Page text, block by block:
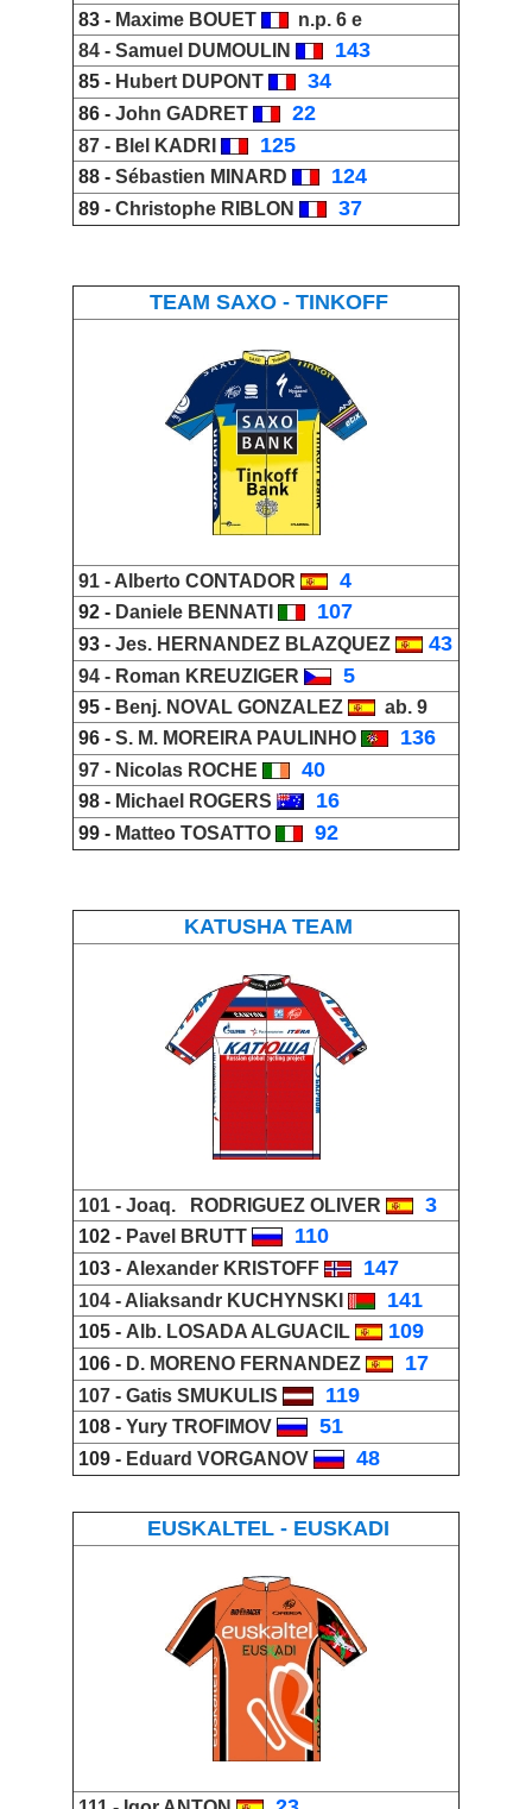
83 - Maxime BOUET
n.p. 6 e
84 - Samuel DUMOULIN 143
85 - Hubert DUPONT 34
86 - John GADRET 22
87 - Blel KADRI 125
88 - Sébastien MINARD 124
89 - Christophe RIBLON 37
TEAM SAXO - TINKOFF
91 - Alberto CONTADOR 4
92 - Daniele BENNATI 107
93 - Jes. HERNANDEZ BLAZQUEZ 43
94 - Roman KREUZIGER 5
95 - Benj. NOVAL GONZALEZ
ab. 9
96 - S. M. MOREIRA PAULINHO 136
97 - Nicolas ROCHE 40
98 - Michael ROGERS 16
99 - Matteo TOSATTO 92
KATUSHA TEAM
101 - Joaq. RODRIGUEZ OLIVER 3
102 - Pavel BRUTT 110
103 - Alexander KRISTOFF 147
104 - Aliaksandr KUCHYNSKI 141
105 - Alb. LOSADA ALGUACIL 109
106 - D. MORENO FERNANDEZ 17
107 - Gatis SMUKULIS 119
108 - Yury TROFIMOV 51
109 - Eduard VORGANOV 48
EUSKALTEL - EUSKADI